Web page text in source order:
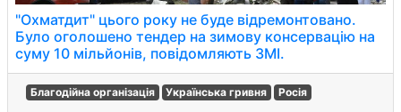
"Охматдит" цього року не буде відремонтовано.
Було оголошено тендер на зимову консервацію на
суму 10 мільйонів, повідомляють ЗМІ.
Благодійна організація Українська гривня Росія